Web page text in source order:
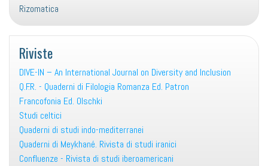
Rizomatica
Riviste
DIVE-IN – An International Journal on Diversity and Inclusion
Q.F.R. - Quaderni di Filologia Romanza Ed. Patron
Francofonia Ed. Olschki
Studi celtici
Quaderni di studi indo-mediterranei
Quaderni di Meykhané. Rivista di studi iranici
Confluenze - Rivista di studi iberoamericani